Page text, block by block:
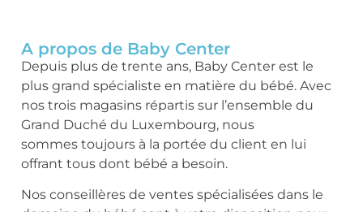
A propos de Baby Center
Depuis plus de trente ans, Baby Center est le
plus grand spécialiste en matière du bébé. Avec
nos trois magasins répartis sur l’ensemble du
Grand Duché du Luxembourg, nous
sommes toujours à la portée du client en lui
offrant tous dont bébé a besoin.
Nos conseillères de ventes spécialisées dans le